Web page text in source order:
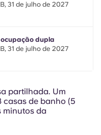
31 de julho de 2027
dupla
31 de julho de 2027
partilhada. Um
casas de banho (5
minutos da